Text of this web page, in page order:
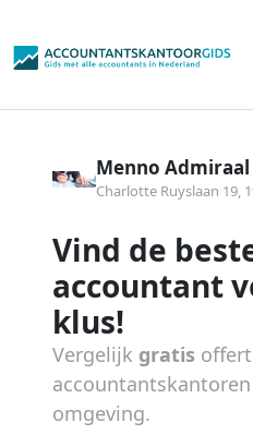
Menno
Charlotte Ruyslaan 19,
Vind de
accountant
klus!
Vergelijk gratis
omgeving.